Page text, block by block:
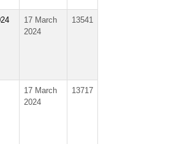
17 March
2024
13541
17 March
2024
13717